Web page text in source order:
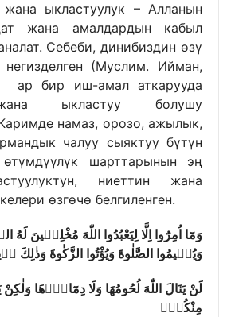
ыкластуулук – Алланын
жана амалдардын кабыл
Себеби, динибиздин өзү
негизделген (Муслим. Ийман,
ар бир иш-амал аткарууда
ыкластуу болушу
намаз, орозо, ажылык,
чалуу сыяктуу бүтүн
өтүмдүүлүк шарттарынын эң
ниеттин жана
өзгөчө белгиленген.
وَمَٓا اُمِرُٓوا اِلَّا لِيَعْبُدُوا اللّٰهَ مُخْلِص۪ينَ
وَيُق۪يمُوا الصَّلٰوةَ وَيُؤْتُوا الزَّكٰوةَ
لَنْ يَنَالَ اللّٰهَ لُحُومُهَا وَلَا دِمَٓاؤُ۬هَا وَلٰكِنْ
مِنْكُمْۜ